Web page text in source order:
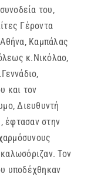
του,
Γέροντα
Καμπάλας
κ.Νικόλαο,
και τον
Διευθυντή
έφτασαν στην
Τον
υποδέχθηκαν